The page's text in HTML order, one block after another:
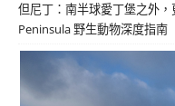
但尼丁：南半球愛丁堡之外
Peninsula 野生動物深度指南